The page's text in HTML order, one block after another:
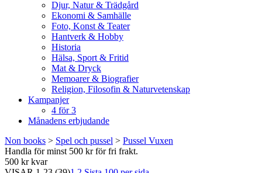
Djur, Natur & Trädgård
Ekonomi & Samhälle
Foto, Konst & Teater
Hantverk & Hobby
Historia
Hälsa, Sport & Fritid
Mat & Dryck
Memoarer & Biografier
Religion, Filosofin & Naturvetenskap
Kampanjer
4 för 3
Månadens erbjudande
Non books > Spel och pussel > Pussel Vuxen
Handla för minst 500 kr för fri frakt.
500 kr kvar